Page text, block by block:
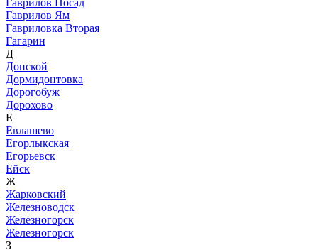
Гаврилов Ям
Гавриловка Вторая
Гагарин
Д
Донской
Дормидонтовка
Дорогобуж
Дорохово
Е
Евлашево
Егорлыкская
Егорьевск
Ейск
Ж
Жарковский
Железноводск
Железногорск
Железногорск
З